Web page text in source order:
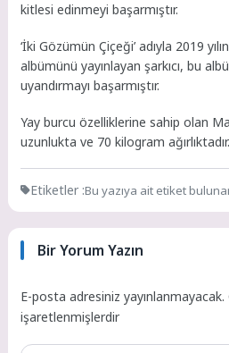
kitlesi edinmeyi başarmıştır.
‘İki Gözümün Çiçeği’ adıyla 2019
albümünü yayınlayan şarkıcı, bu
uyandırmayı başarmıştır.
Yay burcu özelliklerine sahip olan
uzunlukta ve 70 kilogram ağırlıktadır.
Etiketler :Bu yazıya ait etiket
Bir Yorum Yazın
E-posta adresiniz yayınlanmayacak.
işaretlenmişlerdir